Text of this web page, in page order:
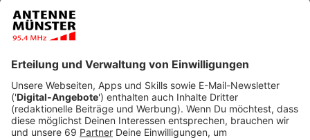
Sporthalle sollen jeweils eine Begrünung und eine
Photovoltaik-Anlage erhalten. Auch bei den
Solarmodulen ausgestattet werden können. Die
Wärmeversorgung des Erweiterungsbaus wird über
eine neue Luft-Wasser-Wärmepumpe sichergestellt.
Die Sporthalle erhält eine Hybridlösung aus